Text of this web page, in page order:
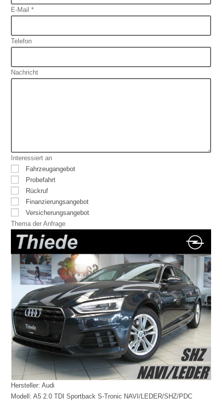
E-Mail *
Telefon
Nachricht
Interessiert an
Fahrzeugangebot
Probefahrt
Rückruf
Finanzierungsangebot
Versicherungsangebot
Thema der Anfrage
Hersteller: Audi
Modell: A5 2.0 TDI Sportback S-Tronic NAVI/LEDER/SHZ/PDC